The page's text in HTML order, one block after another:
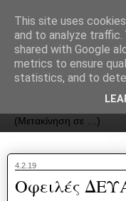
ΟΔΟΣ
4.2.19
Οφειλές
This site uses
and to analyze traffic.
shared with Google
metrics to ensure
statistics, and to